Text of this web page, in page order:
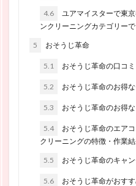
4.6
ユアマイスターで東
ンクリーニングカテゴリー
5 おそうじ革命
5.1 おそうじ革命の口コミ
5.2 おそうじ革命のお得
5.3 おそうじ革命のお得
5.4
おそうじ革命のエア
クリーニングの特徴・作業
5.5 おそうじ革命のキャ
5.6 おそうじ革命がおす